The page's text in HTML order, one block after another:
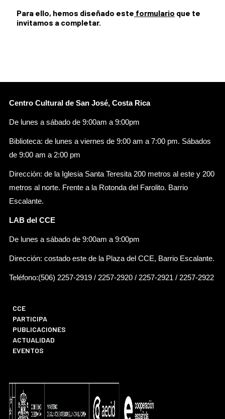
Para ello, hemos diseñado este formulario que te
invitamos a completar.
Centro Cultural de San José, Costa Rica
De lunes a sábado de 9:00am a 9:00pm
Biblioteca: de lunes a viernes de 9:00 am a 7:00 pm. Sábados
de 9:00 am a 2:00 pm
Dirección: de la Iglesia Santa Teresita 200 metros al este y 200
metros al norte. Frente a la Rotonda del Farolito. Barrio
Escalante.
LAB del CCE
De lunes a sábado de 9:00am a 9:00pm
Dirección: costado este de la Plaza del CCE, Barrio Escalante.
Teléfono:(506) 2257-2919 / 2257-2920 / 2257-2921 / 2257-2922
CCE
PARTICIPA
PUBLICACIONES
ACTUALIDAD
EVENTOS